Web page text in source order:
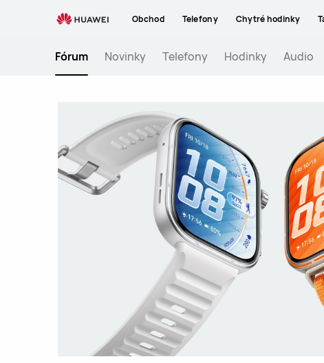
Community
Obchod Telefony Chytré hodinky
Fórum
Novinky Telefony Hodinky Audio